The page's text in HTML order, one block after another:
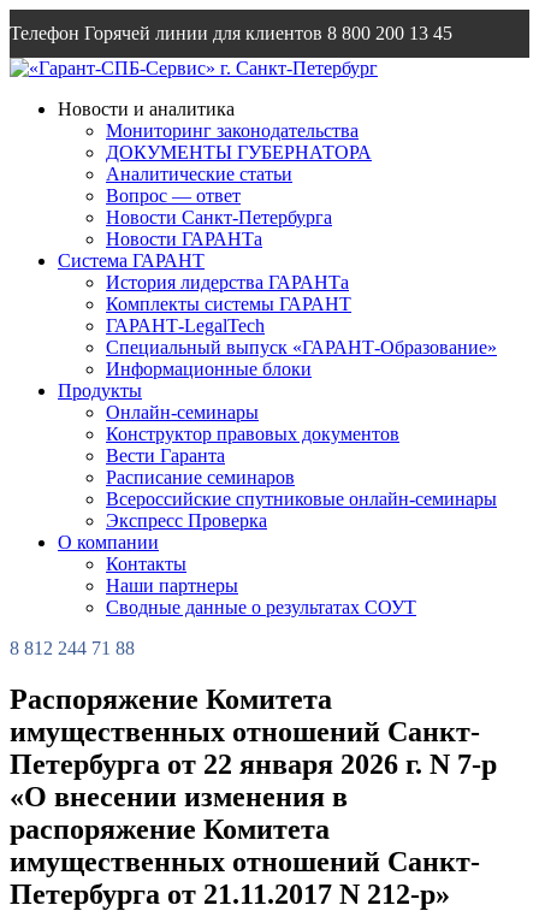
Телефон Горячей линии для клиентов 8 800 200 13 45
Emailinfo@garantsp.ru
Новости и аналитика
Мониторинг законодательства
ДОКУМЕНТЫ ГУБЕРНАТОРА
Аналитические статьи
Вопрос — ответ
Новости Санкт-Петербурга
Новости ГАРАНТа
Система ГАРАНТ
История лидерства ГАРАНТа
Комплекты системы ГАРАНТ
ГАРАНТ-LegalTech
Специальный выпуск «ГАРАНТ-Образование»
Информационные блоки
Продукты
Онлайн-семинары
Конструктор правовых документов
Вести Гаранта
Расписание семинаров
Всероссийские спутниковые онлайн-семинары
Экспресс Проверка
О компании
Контакты
Наши партнеры
Сводные данные о результатах СОУТ
8 812 244 71 88
Распоряжение Комитета
имущественных отношений Санкт-
Петербурга от 22 января 2026 г. N 7-р
«О внесении изменения в
распоряжение Комитета
имущественных отношений Санкт-
Петербурга от 21.11.2017 N 212-р»